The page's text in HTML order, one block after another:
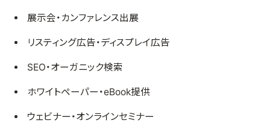
展示会・カンファレンス出展
リスティング広告・ディスプレイ広告
SEO・オーガニック検索
ホワイトペーパー・eBook提供
ウェビナー・オンラインセミナー